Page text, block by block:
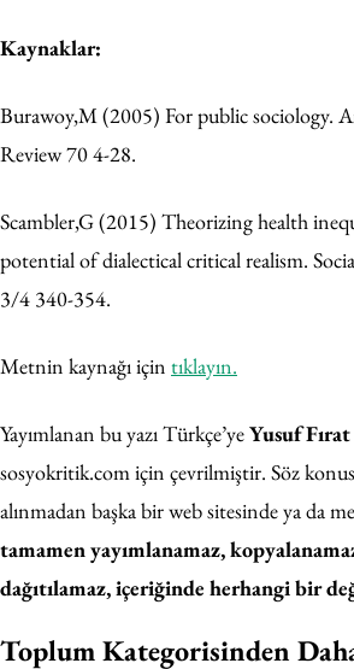
Kaynaklar:
Burawoy,M (2005) For public sociology.
Review 70 4-28.
Scambler,G (2015) Theorizing health
potential of dialectical critical realism.
3/4 340-354.
Metnin kaynağı için tıklayın.
Yayımlanan bu yazı Türkçe’yeYusuf Fırat
sosyokritik.com için çevrilmiştir. Söz
alınmadan başka bir web sitesinde ya da
tamamen yayımlanamaz,
dağıtılamaz, içeriğinde herhangi bir
Toplum Kategorisinden